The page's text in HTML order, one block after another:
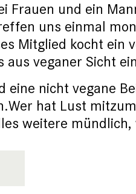
Frauen und ein
uns einmal
Mitglied kocht ein
aus veganer Sicht
eine nicht vegane
hat Lust
weitere